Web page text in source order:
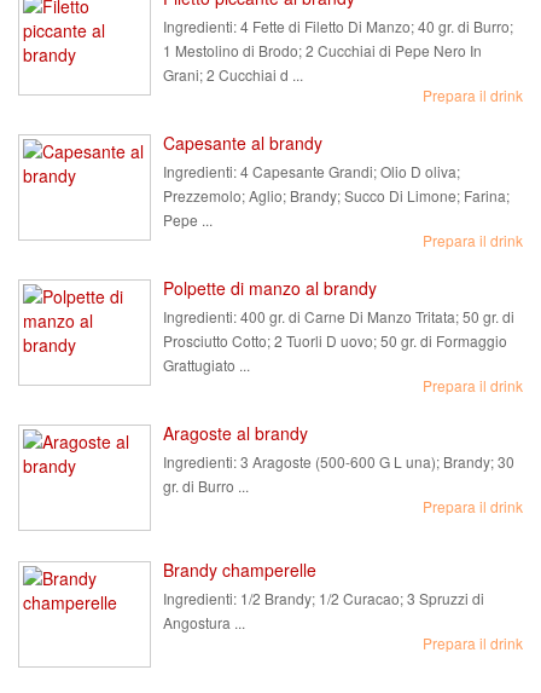
Ingredienti:4 Fette di Filetto Di Manzo; 40 gr. di Burro;
1 Mestolino di Brodo; 2 Cucchiai di Pepe Nero In
Grani; 2 Cucchiai d ...
Prepara il drink
Capesante al brandy
Ingredienti:4 Capesante Grandi; Olio D oliva;
Prezzemolo; Aglio; Brandy; Succo Di Limone; Farina;
Pepe ...
Prepara il drink
Polpette di manzo al brandy
Ingredienti:400 gr. di Carne Di Manzo Tritata; 50 gr. di
Prosciutto Cotto; 2 Tuorli D uovo; 50 gr. di Formaggio
Grattugiato ...
Prepara il drink
Aragoste al brandy
Ingredienti:3 Aragoste (500-600 G L una); Brandy; 30
gr. di Burro ...
Prepara il drink
Brandy champerelle
Ingredienti: 1/2 Brandy; 1/2 Curacao; 3 Spruzzi di
Angostura ...
Prepara il drink